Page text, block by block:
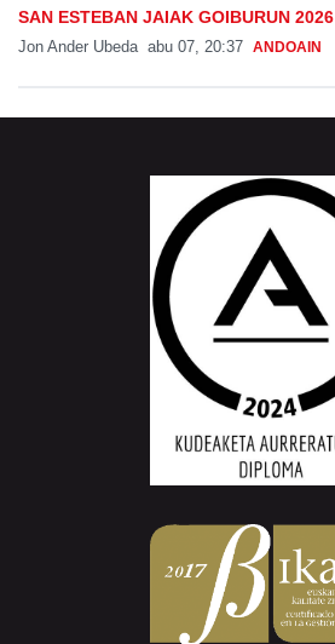
SAN ESTEBAN JAIAK GOIBURUN 2026
Jon Ander Ubeda abu 07, 20:37 ANDOAIN